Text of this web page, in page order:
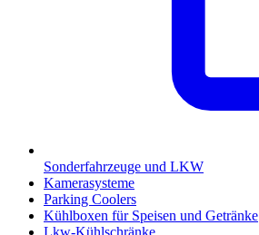
Sonderfahrzeuge und LKW
Kamerasysteme
Parking Coolers
Kühlboxen für Speisen und Getränke